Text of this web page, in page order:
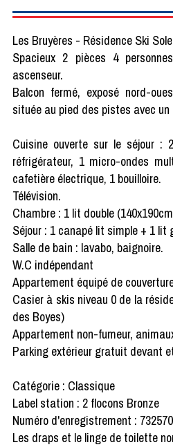
Les Bruyères - Résidence Ski
Spacieux 2 pièces 4
ascenseur.
Balcon fermé, exposé nord-
située au pied des pistes avec
Cuisine ouverte sur le séjour :
réfrigérateur, 1 micro-ondes
cafetière électrique, 1 bouilloire.
Télévision.
Chambre : 1 lit double
Séjour : 1 canapé lit simple + 1 lit
Salle de bain : lavabo, baignoire.
W.C indépendant
Appartement équipé de
Casier à skis niveau 0 de la
des Boyes)
Appartement non-fumeur,
Parking extérieur gratuit devant
Catégorie : Classique
Label station : 2 flocons Bronze
Numéro d'enregistrement :
Les draps et le linge de toilette